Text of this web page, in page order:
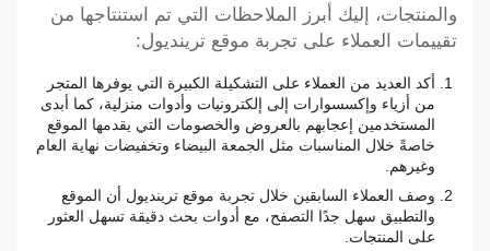
والمنتجات، إليك أبرز الملاحظات التي تم استنتاجها من
تقييمات العملاء على تجربة موقع ترينديول:
أكد العديد من العملاء على التشكيلة الكبيرة التي يوفرها المتجر
من أزياء وإكسسوارات إلى إلكترونيات وأدوات منزلية، كما أبدى
المستخدمين إعجابهم بالعروض والخصومات التي يقدمها الموقع
خاصةً خلال المناسبات مثل الجمعة البيضاء وتخفيضات نهاية العام
وغيرهم.
وصف العملاء السابقين خلال تجربة موقع ترينديول أن الموقع
والتطبيق سهل جدًا التصفح، مع أدوات بحث دقيقة تسهل العثور
على المنتجات.